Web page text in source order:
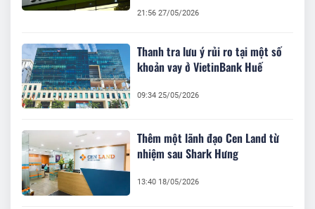
21:56 27/05/2026
Thanh tra lưu ý rủi ro tại một số
khoản vay ở VietinBank Huế
09:34 25/05/2026
Thêm một lãnh đạo Cen Land từ
nhiệm sau Shark Hưng
13:40 18/05/2026